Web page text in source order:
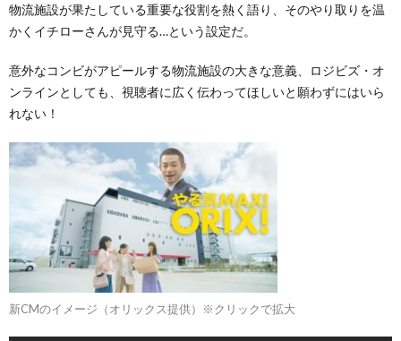
物流施設が果たしている重要な役割を熱く語り、そのやり取りを温
かくイチローさんが見守る…という設定だ。
意外なコンビがアピールする物流施設の大きな意義、ロジビズ・オ
ンラインとしても、視聴者に広く伝わってほしいと願わずにはいら
れない！
新CMのイメージ（オリックス提供）※クリックで拡大